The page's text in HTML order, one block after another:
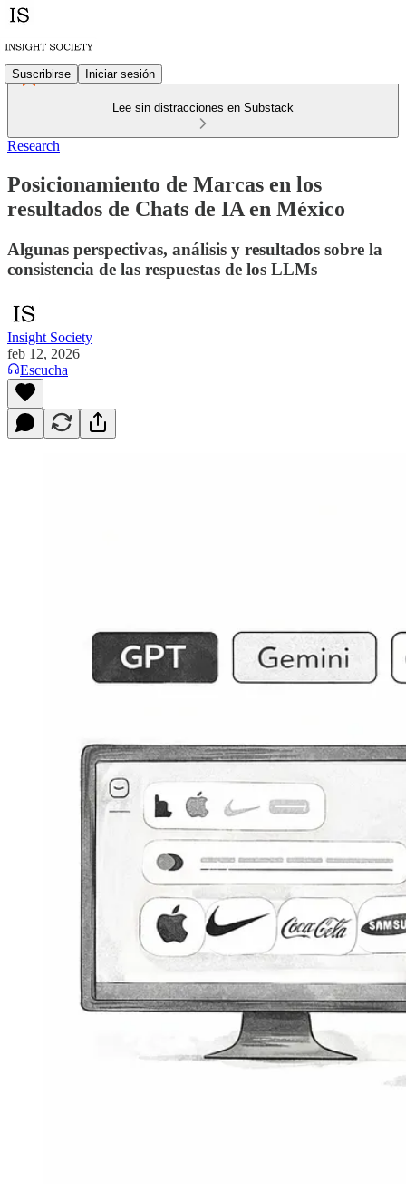
Suscribirse Iniciar sesión
Lee sin distracciones en Substack
Research
Posicionamiento de Marcas en los
resultados de Chats de IA en México
Algunas perspectivas, análisis y resultados sobre la
consistencia de las respuestas de los LLMs
Insight Society
feb 12, 2026
Escucha